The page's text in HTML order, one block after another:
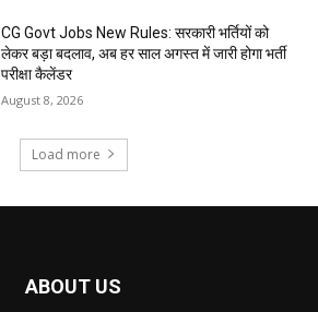
CG Govt Jobs New Rules: सरकारी भर्तियों को
लेकर बड़ा बदलाव, अब हर साल अगस्त में जारी होगा भर्ती
परीक्षा कैलेंडर
August 8, 2026
Load more
ABOUT US